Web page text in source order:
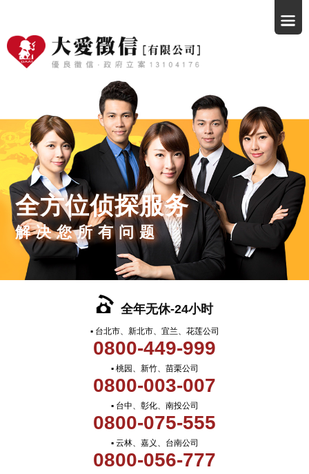
全方位侦探服务
解决您所有问题
全年无休-24小时
▪ 台北市、新北市、宜兰、花莲公司
0800-449-999
▪ 桃园、新竹、苗栗公司
0800-003-007
▪ 台中、彰化、南投公司
0800-075-555
▪ 云林、嘉义、台南公司
0800-056-777